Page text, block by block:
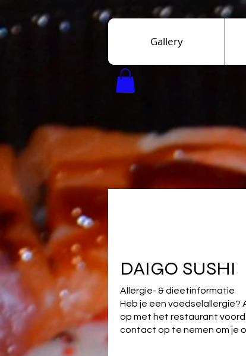
Gallery
DAIGO SUSHI
Allergie- & dieetinformatie
Heb je een voedselallergie?
op met het restaurant
contact op te nemen om je